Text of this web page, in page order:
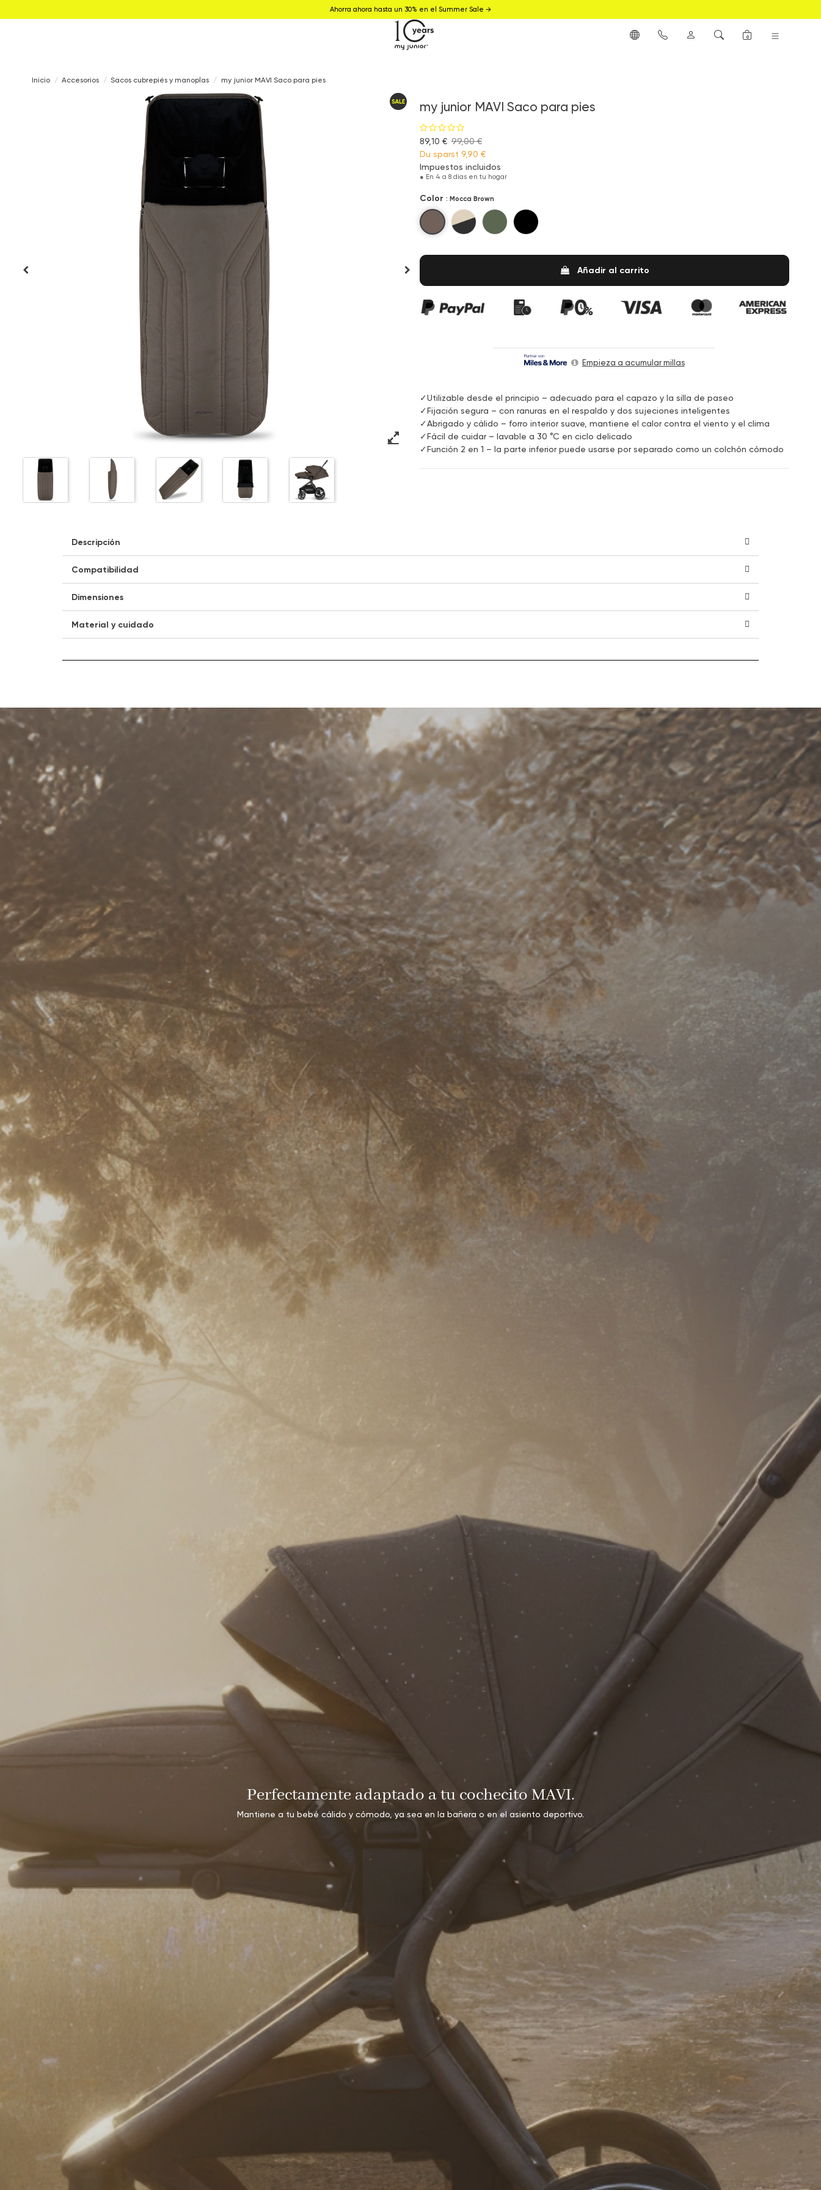
0
Ahorra ahora hasta un 30% en el Summer Sale →
Inicio Accesorios Sacos cubrepiés y manoplas my junior MAVI Saco para pies
my junior MAVI Saco para pies
89,10 € 99,00 €
Du sparst 9,90 €
Impuestos incluidos
● En 4 a 8 días en tu hogar
Color : Mocca Brown
Mocca BrownSandstone Beige
Olive GreenPure Black
Añadir al carrito
Empieza a acumular millas
✓Utilizable desde el principio – adecuado para el capazo y la silla de paseo
✓Fijación segura – con ranuras en el respaldo y dos sujeciones inteligentes
✓Abrigado y cálido – forro interior suave, mantiene el calor contra el viento y el clima
✓Fácil de cuidar – lavable a 30 °C en ciclo delicado
✓Función 2 en 1 – la parte inferior puede usarse por separado como un colchón cómodo
Descripción
Compatibilidad
Dimensiones
Material y cuidado
Perfectamente adaptado a tu cochecito MAVI.
Mantiene a tu bebé cálido y cómodo, ya sea en la bañera o en el asiento deportivo.